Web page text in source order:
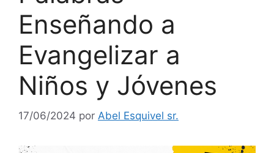
Enseñando a
Evangelizar a
Niños y Jóvenes
17/06/2024 por Abel Esquivel sr.